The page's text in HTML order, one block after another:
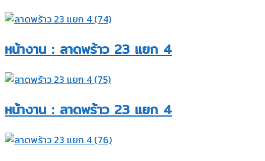
หน้างาน : ลาดพร้าว 23 แยก 4​
หน้างาน : ลาดพร้าว 23 แยก 4​